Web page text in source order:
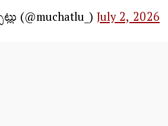
(@muchatlu_)July 2, 2026